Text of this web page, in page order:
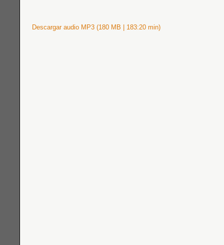
Descargar audio MP3 (180 MB | 183:20 min)